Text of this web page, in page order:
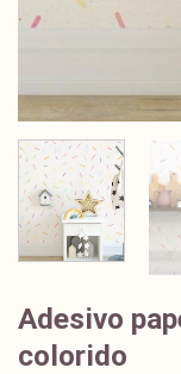
Adesivo
colorido